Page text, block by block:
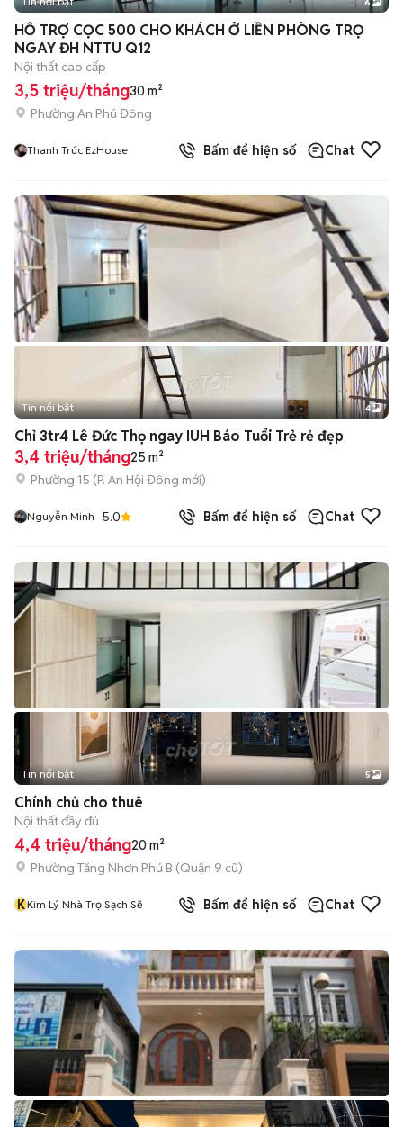
+2
HỖ TRỢ CỌC 500 CHO KHÁCH Ở LIỀN PHÒNG TRỌ
NGAY ĐH NTTU Q12
Nội thất cao cấp
3,5 triệu/tháng30 m²
Phường An Phú Đông
Thanh Trúc EzHouse Bấm để hiện số Chat
Tin nổi bật 4
Chỉ 3tr4 Lê Đức Thọ ngay IUH Báo Tuổi Trẻ rẻ đẹp
3,4 triệu/tháng25 m²
Phường 15 (P. An Hội Đông mới)
Nguyễn Minh 5.0 Bấm để hiện số Chat
Tin nổi bật 5
Chính chủ cho thuê
Nội thất đầy đủ
4,4 triệu/tháng20 m²
Phường Tăng Nhơn Phú B (Quận 9 cũ)
KKim Lý Nhà Trọ Sạch Sẽ Bấm để hiện số Chat